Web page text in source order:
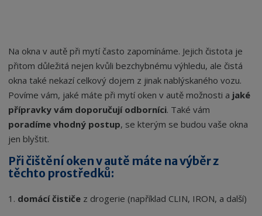
Na okna v autě při mytí často zapomínáme. Jejich čistota je
přitom důležitá nejen kvůli bezchybnému výhledu, ale čistá
okna také nekazí celkový dojem z jinak nablýskaného vozu.
Povíme vám, jaké máte při mytí oken v autě možnosti a jaké
přípravky vám doporučují odborníci. Také vám
poradíme vhodný postup, se kterým se budou vaše okna
jen blyštit.
Při čištění oken v autě máte na výběr z
těchto prostředků:
1. domácí čističe z drogerie (například CLIN, IRON, a další)